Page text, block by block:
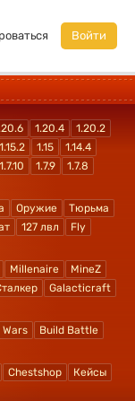
Войти
1.20.4
1.20.2
1.15.2 1.15
1.14.4
1.7.10 1.7.9
1.7.8
Оружие
Тюрьма
127 лвл
Fly
Millenaire
MineZ
Galacticraft
Wars
Build Battle
Chestshop
Кейсы